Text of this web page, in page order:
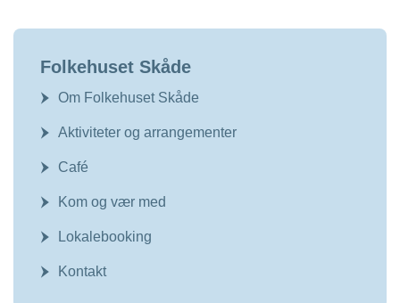
Folkehuset Skåde
Om Folkehuset Skåde
Aktiviteter og arrangementer
Café
Kom og vær med
Lokalebooking
Kontakt